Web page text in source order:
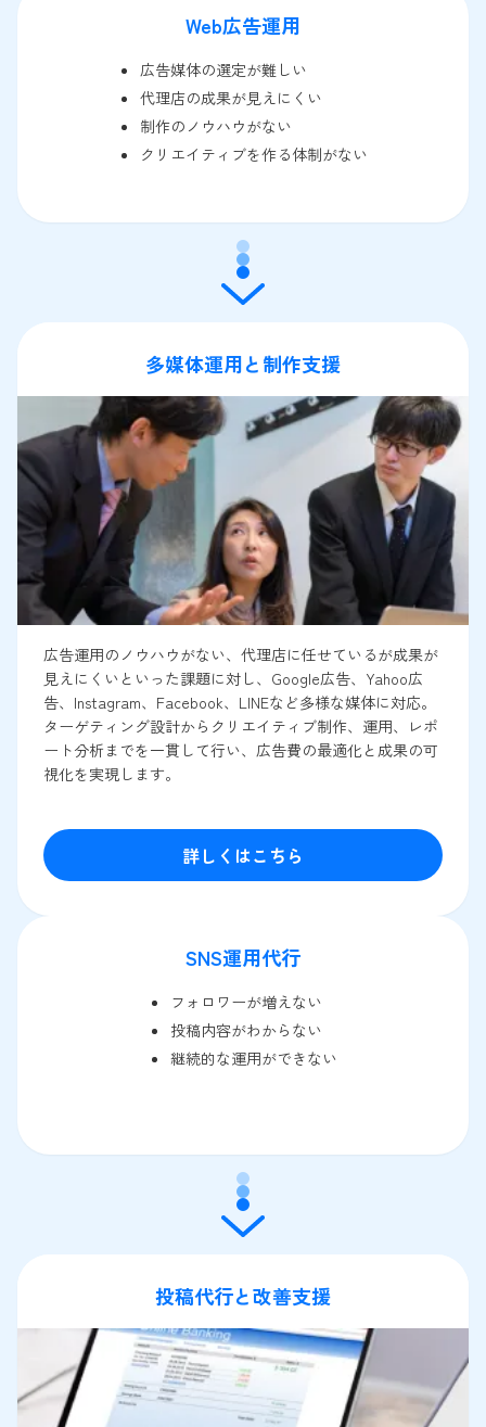
Web広告運用
広告媒体の選定が難しい
代理店の成果が見えにくい
制作のノウハウがない
クリエイティブを作る体制がない
多媒体運用と制作支援
広告運用のノウハウがない、代理店に任せているが成果が
見えにくいといった課題に対し、Google広告、Yahoo広
告、Instagram、Facebook、LINEなど多様な媒体に対応。
ターゲティング設計からクリエイティブ制作、運用、レポ
ート分析までを一貫して行い、広告費の最適化と成果の可
視化を実現します。
詳しくはこちら
SNS運用代行
フォロワーが増えない
投稿内容がわからない
継続的な運用ができない
投稿代行と改善支援